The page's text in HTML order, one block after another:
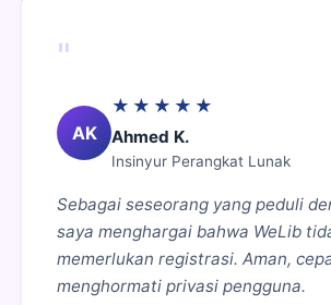
"
AK
★★★★★
Ahmed K.
Insinyur Perangkat Lunak
Sebagai seseorang yang peduli
saya menghargai bahwa WeLib
memerlukan registrasi. Aman,
menghormati privasi pengguna.